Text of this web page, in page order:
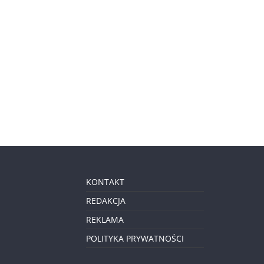
KONTAKT
REDAKCJA
REKLAMA
POLITYKA PRYWATNOŚCI